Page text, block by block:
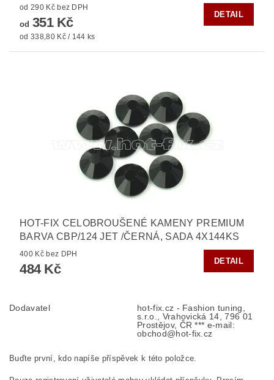
od 290 Kč bez DPH
od 351 Kč
od 338,80 Kč / 144 ks
DETAIL
HOT-FIX CELOBROUŠENÉ KAMENY PREMIUM
BARVA CBP/124 JET /ČERNÁ, SADA 4X144KS
400 Kč bez DPH
484 Kč
DETAIL
Dodavatel
hot-fix.cz - Fashion tuning,
s.r.o., Vrahovická 14, 796 01
Prostějov, ČR *** e-mail:
obchod@hot-fix.cz
Buďte první, kdo napíše příspěvek k této položce.